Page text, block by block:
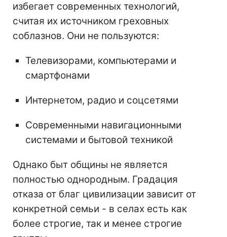
избегает современных технологий,
считая их источником греховных
соблазнов. Они не пользуются:
Телевизорами, компьютерами и
смартфонами
Интернетом, радио и соцсетями
Современными навигационными
системами и бытовой техникой
Однако быт общины не является
полностью однородным. Градация
отказа от благ цивилизации зависит от
конкретной семьи - в селах есть как
более строгие, так и менее строгие